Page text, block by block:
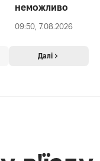
неможливо
09:50, 7.08.2026
Далі